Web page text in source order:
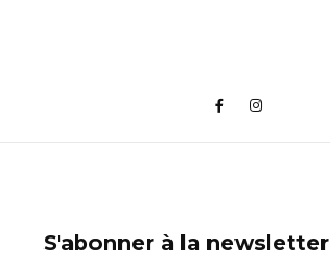
S'abonner à la newsletter